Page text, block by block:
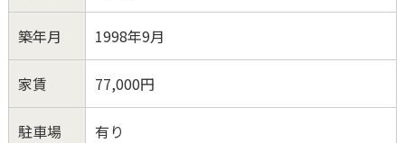
築年月 1998年9月
家賃 77,000円
駐車場 有り